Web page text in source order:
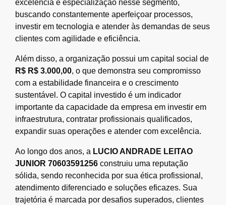
excelência e especialização nesse segmento,
buscando constantemente aperfeiçoar processos,
investir em tecnologia e atender às demandas de seus
clientes com agilidade e eficiência.
Além disso, a organização possui um capital social de
R$ R$ 3.000,00, o que demonstra seu compromisso
com a estabilidade financeira e o crescimento
sustentável. O capital investido é um indicador
importante da capacidade da empresa em investir em
infraestrutura, contratar profissionais qualificados,
expandir suas operações e atender com excelência.
Ao longo dos anos, a LUCIO ANDRADE LEITAO
JUNIOR 70603591256 construiu uma reputação
sólida, sendo reconhecida por sua ética profissional,
atendimento diferenciado e soluções eficazes. Sua
trajetória é marcada por desafios superados, clientes